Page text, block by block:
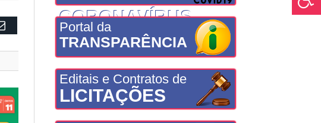
Email CORONAVÍRUS
Portal da
TRANSPARÊNCIA
Editais e Contratos de
LICITAÇÕES